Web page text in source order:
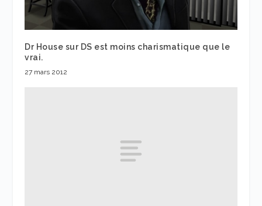
Dr House sur DS est moins charismatique que le
vrai.
27 mars 2012